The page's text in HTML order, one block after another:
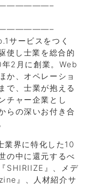
サービスをつく
使し士業を総合的
2月に創業。Web
か、オペレーショ
で、士業が抱える
チャー企業とし
らの深いお付き合
界に特化した10
の中に還元するべ
SHIRIIZE』、メデ
』、人材紹介サ